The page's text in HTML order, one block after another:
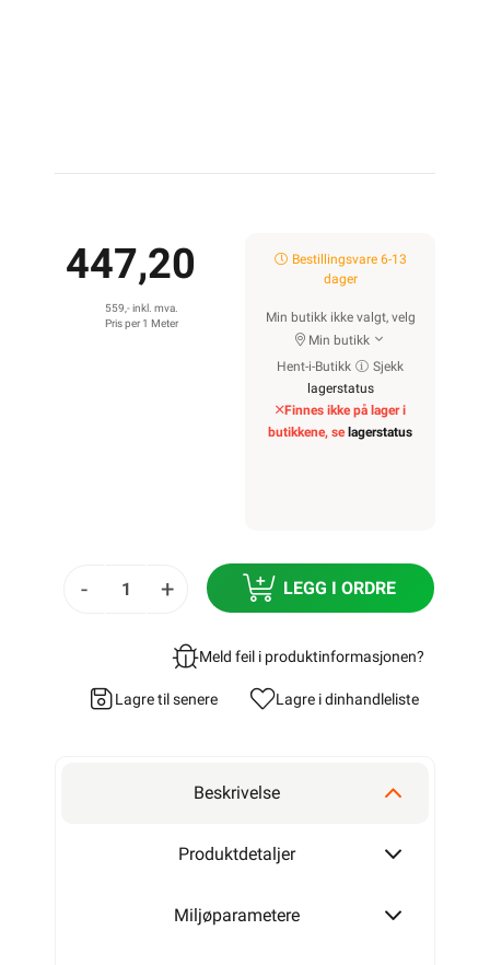
447,20
559,- inkl. mva.
Pris per 1 Meter
Bestillingsvare 6-13
dager
Min butikk ikke valgt, velg
Min butikk
Hent-i-Butikk
Sjekk
lagerstatus
Finnes ikke på lager i
butikkene, se lagerstatus
- + LEGG I ORDRE
Meld feil i produktinformasjonen?
Lagre til senere Lagre i dinhandleliste
Beskrivelse
Produktdetaljer
Miljøparametere